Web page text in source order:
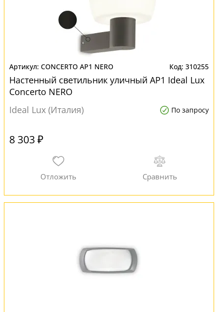
CONCERTO AP1 NERO 310255
Настенный светильник уличный AP1 Ideal Lux
Concerto NERO
Ideal Lux (Италия)
По запросу
8 303 ₽